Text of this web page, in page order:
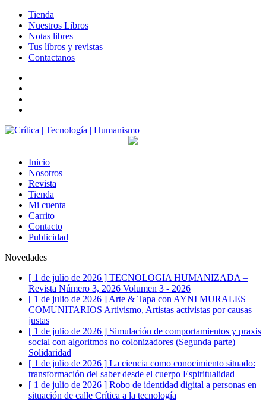
Tienda
Nuestros Libros
Notas libres
Tus libros y revistas
Contactanos
Inicio
Nosotros
Revista
Tienda
Mi cuenta
Carrito
Contacto
Publicidad
Novedades
[ 1 de julio de 2026 ] TECNOLOGIA HUMANIZADA –
Revista Número 3, 2026 Volumen 3 - 2026
[ 1 de julio de 2026 ] Arte & Tapa con AYNI MURALES
COMUNITARIOS Artivismo, Artistas activistas por causas
justas
[ 1 de julio de 2026 ] Simulación de comportamientos y praxis
social con algoritmos no colonizadores (Segunda parte)
Solidaridad
[ 1 de julio de 2026 ] La ciencia como conocimiento situado:
transformación del saber desde el cuerpo Espiritualidad
[ 1 de julio de 2026 ] Robo de identidad digital a personas en
situación de calle Crítica a la tecnología